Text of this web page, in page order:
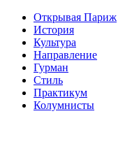
Открывая Париж
История
Культура
Направление
Гурман
Стиль
Практикум
Колумнисты